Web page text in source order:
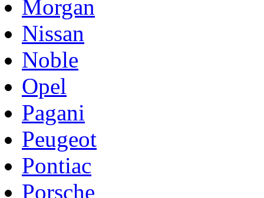
Morgan
Nissan
Noble
Opel
Pagani
Peugeot
Pontiac
Porsche